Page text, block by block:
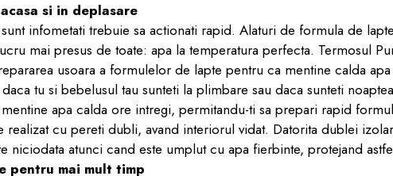
si in deplasare
infometati trebuie sa actionati rapid. Alaturi de formula de
mai presus de toate: apa la temperatura perfecta. Termosul
usoara a formulelor de lapte pentru ca mentine calda
tu si bebelusul tau sunteti la plimbare sau daca sunteti
apa calda ore intregi, permitandu-ti sa prepari rapid
realizat cu pereti dubli, avand interiorul vidat. Datorita dublei
niciodata atunci cand este umplut cu apa fierbinte, protejand
pentru mai mult timp